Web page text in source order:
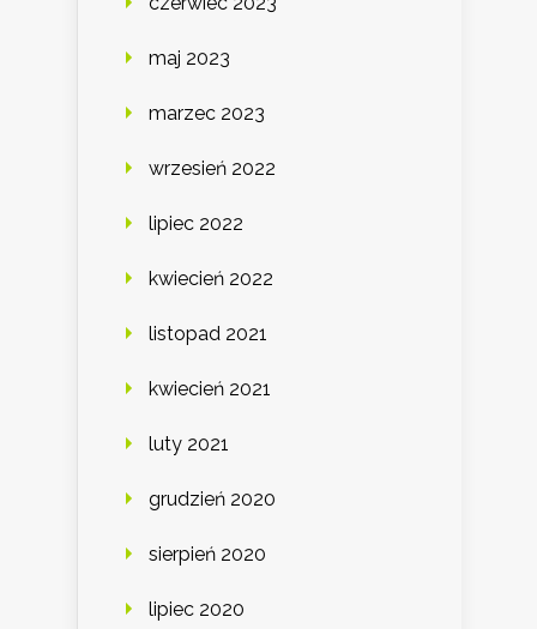
maj 2023
marzec 2023
wrzesień 2022
lipiec 2022
kwiecień 2022
listopad 2021
kwiecień 2021
luty 2021
grudzień 2020
sierpień 2020
lipiec 2020